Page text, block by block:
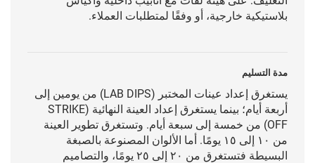
بلاستيكية خارجية، أو وفقًا لمتطلبات العملاء.
مدة التسليم
يستغرق إعداد عينات المختبر (LAB DIPS) من يومين إلى
أربعة أيام؛ بينما يستغرق إعداد العينة النهائية (STRIKE
OFF) من خمسة إلى سبعة أيام. وتستغرق تطوير العينة
من ١٠ إلى ١٥ يومًا. أما الألوان المصنوعة بالصبغة
البسيطة فتستغرق من ٢٠ إلى ٢٥ يومًا، والتصاميم